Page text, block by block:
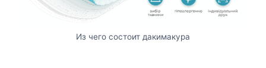
Из чего состоит дакимакура